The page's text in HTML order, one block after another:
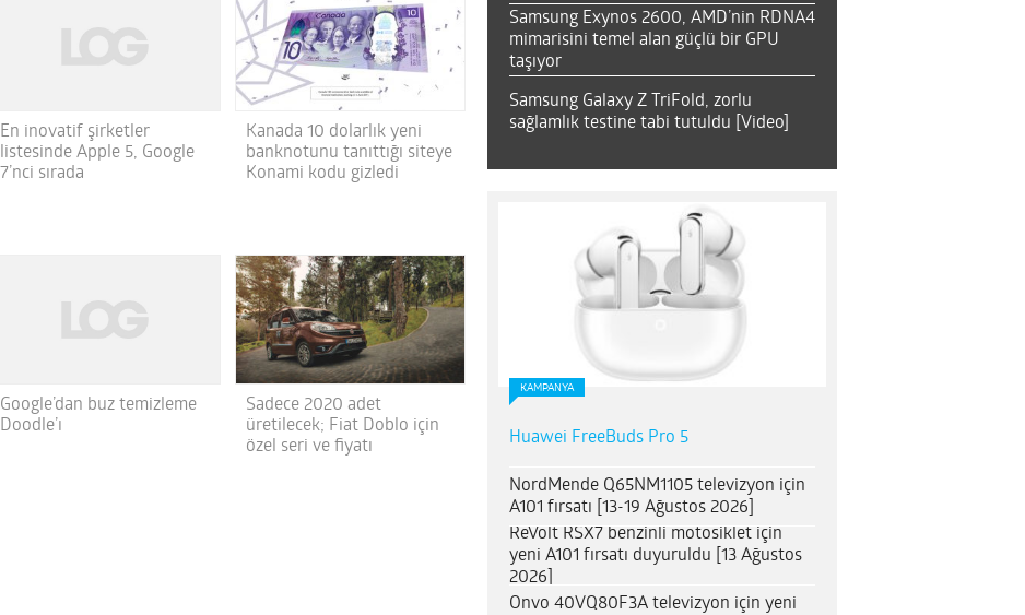
En inovatif şirketler
listesinde Apple 5, Google
7’nci sırada
Kanada 10 dolarlık yeni
banknotunu tanıttığı siteye
Konami kodu gizledi
Google’dan buz temizleme
Doodle’ı
Sadece 2020 adet
üretilecek; Fiat Doblo için
özel seri ve fiyatı
Samsung Exynos 2600, AMD’nin RDNA4
mimarisini temel alan güçlü bir GPU
taşıyor
Samsung Galaxy Z TriFold, zorlu
sağlamlık testine tabi tutuldu [Video]
KAMPANYA
Huawei FreeBuds Pro 5
NordMende Q65NM1105 televizyon için
A101 fırsatı [13-19 Ağustos 2026]
ReVolt RSX7 benzinli motosiklet için
yeni A101 fırsatı duyuruldu [13 Ağustos
2026]
Onvo 40VQ80F3A televizyon için yeni